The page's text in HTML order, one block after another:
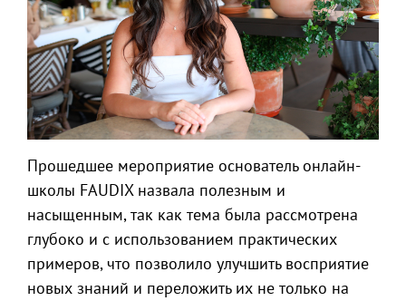
Прошедшее мероприятие основатель онлайн-
школы FAUDIX назвала полезным и
насыщенным, так как тема была рассмотрена
глубоко и с использованием практических
примеров, что позволило улучшить восприятие
новых знаний и переложить их не только на